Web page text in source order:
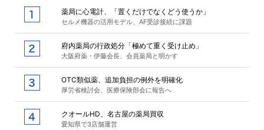
薬局に心電計、「置くだけでなくどう使うか」
セルメ機器の活用モデル、AF受診接続に課題
府内薬局の行政処分「極めて重く受け止め」
大阪府薬・伊藤会長、会員薬局と明かす
OTC類似薬、追加負担の例外を明確化
厚労省検討会、医療保険部会に報告へ
クオールHD、名古屋の薬局買収
愛知県で3店舗運営